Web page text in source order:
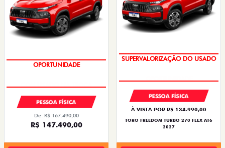
OPORTUNIDADE
PESSOA FÍSICA
De: R$ 167.490,00
R$ 147.490,00
SUPERVALORIZAÇÃO DO USADO
PESSOA FÍSICA
À VISTA POR R$ 134.990,00
TORO FREEDOM TURBO 270 FLEX AT6
2027